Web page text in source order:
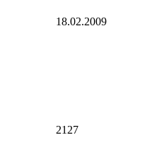
18.02.2009
2127